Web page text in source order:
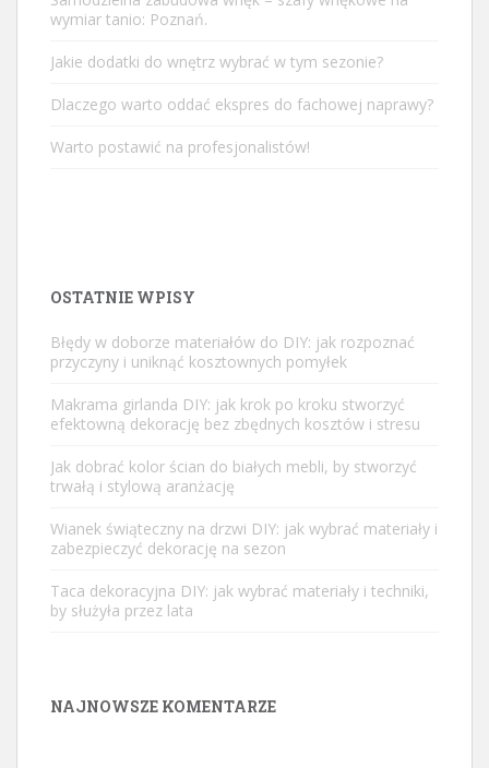
wymiar tanio: Poznań.
Jakie dodatki do wnętrz wybrać w tym sezonie?
Dlaczego warto oddać ekspres do fachowej naprawy?
Warto postawić na profesjonalistów!
OSTATNIE WPISY
Błędy w doborze materiałów do DIY: jak rozpoznać
przyczyny i uniknąć kosztownych pomyłek
Makrama girlanda DIY: jak krok po kroku stworzyć
efektowną dekorację bez zbędnych kosztów i stresu
Jak dobrać kolor ścian do białych mebli, by stworzyć
trwałą i stylową aranżację
Wianek świąteczny na drzwi DIY: jak wybrać materiały i
zabezpieczyć dekorację na sezon
Taca dekoracyjna DIY: jak wybrać materiały i techniki,
by służyła przez lata
NAJNOWSZE KOMENTARZE